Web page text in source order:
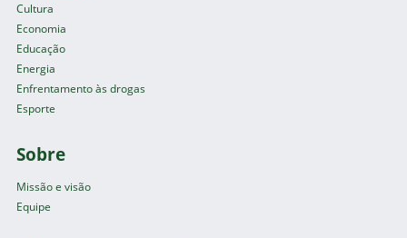
Cultura
Economia
Educação
Energia
Enfrentamento às drogas
Esporte
Sobre
Missão e visão
Equipe